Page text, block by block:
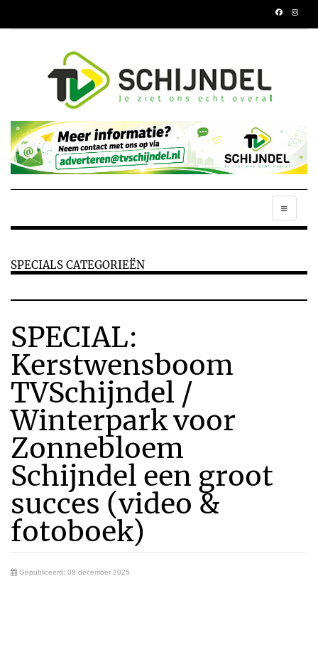
SPECIALS CATEGORIEËN
SPECIAL:
Kerstwensboom
TVSchijndel /
Winterpark voor
Zonnebloem
Schijndel een groot
succes (video &
fotoboek)
Gepubliceerd: 08 december 2025